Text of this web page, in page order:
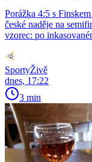
Porážka 4:5 s
české naděje na
vzorec: po
SportyŽivě
dnes, 17:22
3 min